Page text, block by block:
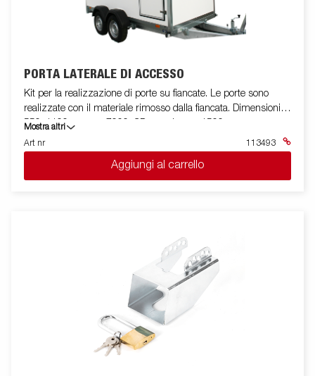
PORTA LATERALE DI ACCESSO
Kit per la realizzazione di porte su fiancate. Le porte sono
realizzate con il materiale rimosso dalla fiancata. Dimensioni
550x1100mm per 7000, CD con altezza 1500mm.
Mostra altri
Art nr
113493
Aggiungi al carrello